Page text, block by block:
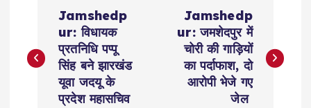
s
Jamshedp
ur: विधायक
प्रतनिधि पप्पू
सिंह बने झारखंड
यूवा जदयू के
प्रदेश महासचिव
Jamshedp
ur: जमशेदपुर में
चोरी की गाड़ियों
का पर्दाफाश, दो
आरोपी भेजे गए
जेल